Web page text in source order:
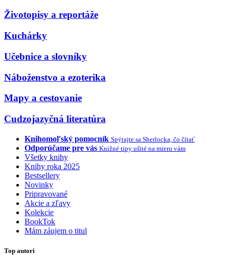
Životopisy a reportáže
Kuchárky
Učebnice a slovníky
Náboženstvo a ezoterika
Mapy a cestovanie
Cudzojazyčná literatúra
Knihomoľský pomocník Spýtajte sa Sherlocka, čo čítať
Odporúčame pre vás Knižné tipy ušité na mieru vám
Všetky knihy
Knihy roka 2025
Bestsellery
Novinky
Pripravované
Akcie a zľavy
Kolekcie
BookTok
Mám záujem o titul
Top autori